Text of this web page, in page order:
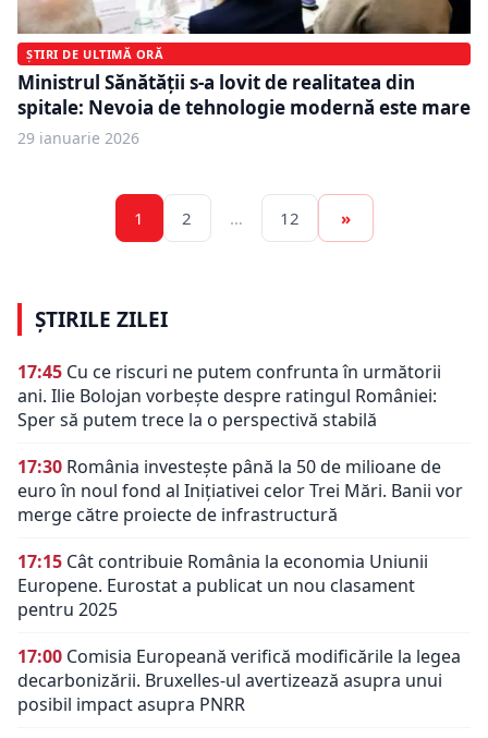
ȘTIRI DE ULTIMĂ ORĂ
Ministrul Sănătății s-a lovit de realitatea din
spitale: Nevoia de tehnologie modernă este mare
29 ianuarie 2026
1 2 … 12 »
ȘTIRILE ZILEI
17:45 Cu ce riscuri ne putem confrunta în următorii
ani. Ilie Bolojan vorbește despre ratingul României:
Sper să putem trece la o perspectivă stabilă
17:30 România investește până la 50 de milioane de
euro în noul fond al Inițiativei celor Trei Mări. Banii vor
merge către proiecte de infrastructură
17:15 Cât contribuie România la economia Uniunii
Europene. Eurostat a publicat un nou clasament
pentru 2025
17:00 Comisia Europeană verifică modificările la legea
decarbonizării. Bruxelles-ul avertizează asupra unui
posibil impact asupra PNRR